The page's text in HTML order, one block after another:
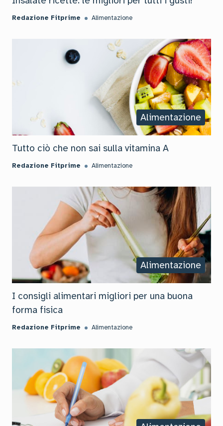
Redazione Fitprime Alimentazione
Alimentazione
Tutto ciò che non sai sulla vitamina A
Redazione Fitprime Alimentazione
Alimentazione
I consigli alimentari migliori per una buona
forma fisica
Redazione Fitprime Alimentazione